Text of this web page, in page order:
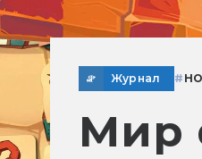
Журнал #
Мир